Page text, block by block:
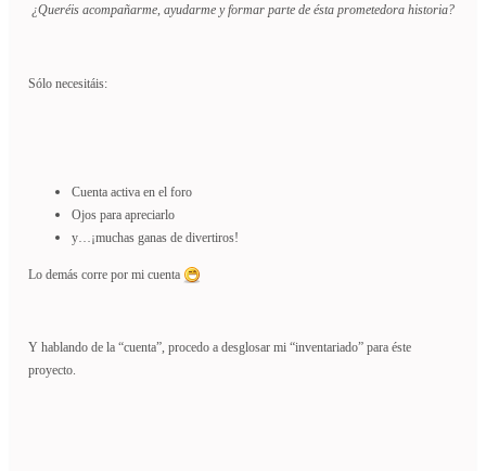
¿Queréis acompañarme, ayudarme y formar parte de ésta prometedora historia?
Sólo necesitáis:
Cuenta activa en el foro
Ojos para apreciarlo
y…¡muchas ganas de divertiros!
Lo demás corre por mi cuenta
Y hablando de la “cuenta”, procedo a desglosar mi “inventariado” para éste
proyecto.